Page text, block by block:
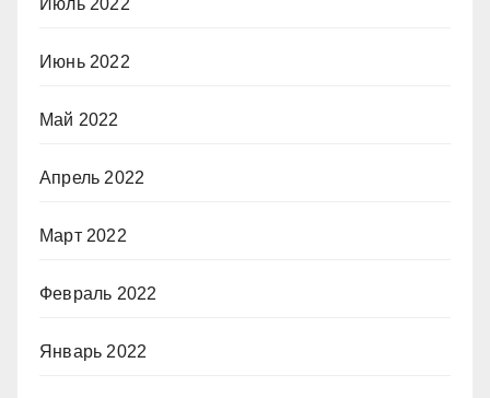
Июль 2022
Июнь 2022
Май 2022
Апрель 2022
Март 2022
Февраль 2022
Январь 2022